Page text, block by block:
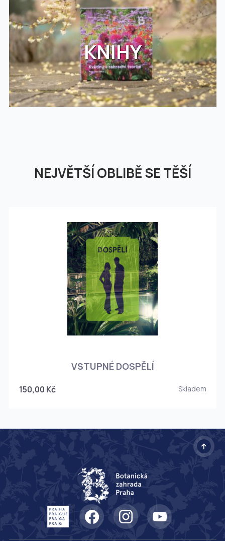
KNIHY
NEJVĚTŠÍ OBLIBĚ SE TĚŠÍ
VSTUPNÉ DOSPĚLÍ
150,00 Kč Skladem